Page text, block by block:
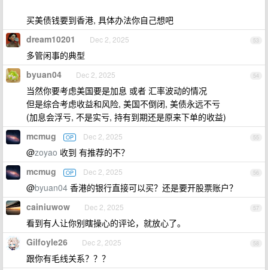
买美债钱要到香港, 具体办法你自己想吧
53
dream10201 Dec 2, 2025
多管闲事的典型
54
byuan04 Dec 2, 2025
当然你要考虑美国要是加息 或者 汇率波动的情况
但是综合考虑收益和风险, 美国不倒闭, 美债永远不亏
(加息会浮亏, 不是实亏, 持有到期还是原来下单的收益)
55
mcmug OP Dec 2, 2025
@zoyao 收到 有推荐的不？
56
mcmug OP Dec 2, 2025
@byuan04 香港的银行直接可以买？还是要开股票账户？
57
cainiuwow Dec 2, 2025
看到有人让你别瞎操心的评论，就放心了。
58
Gilfoyle26 Dec 2, 2025
跟你有毛线关系？？？